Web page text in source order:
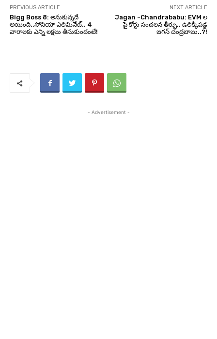
PREVIOUS ARTICLE
Bigg Boss 8: అనుకున్నదే
అయింది..సోనియా ఎలిమినేట్.. 4
వారాలకు ఎన్ని లక్షలు తీసుకుందంటే!
NEXT ARTICLE
Jagan -Chandrababu: EVM ల
పై కోర్టు సంచలన తీర్పు.. ఉలిక్కిపడ్డ
జగన్ చంద్రబాబు..?!
- Advertisement -